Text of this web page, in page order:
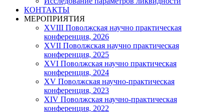
КОНТАКТЫ
МЕРОПРИЯТИЯ
XVIII Поволжская научно практическая
конференция, 2026
XVII Поволжская научно практическая
конференция, 2025
XVI Поволжская научно практическая
конференция, 2024
ХV Поволжская научно-практическая
конференция, 2023
ХIV Поволжская научно-практическая
конференция, 2022